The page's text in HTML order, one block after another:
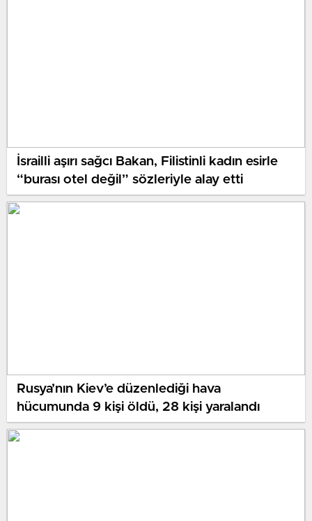
İsrailli aşırı sağcı Bakan, Filistinli kadın esirle
“burası otel değil” sözleriyle alay etti
Rusya’nın Kiev’e düzenlediği hava
hücumunda 9 kişi öldü, 28 kişi yaralandı